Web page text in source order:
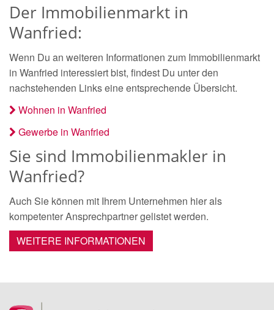
Der Immobilienmarkt in
Wanfried:
Wenn Du an weiteren Informationen zum Immobilienmarkt
in Wanfried interessiert bist, findest Du unter den
nachstehenden Links eine entsprechende Übersicht.
Wohnen in Wanfried
Gewerbe in Wanfried
Sie sind Immobilienmakler in
Wanfried?
Auch Sie können mit Ihrem Unternehmen hier als
kompetenter Ansprechpartner gelistet werden.
WEITERE INFORMATIONEN